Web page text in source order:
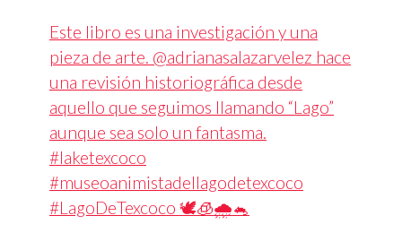
Este libro es una investigación y una
pieza de arte. @adrianasalazarvelez hace
una revisión historiográfica desde
aquello que seguimos llamando “Lago”
aunque sea solo un fantasma.
#laketexcoco
#museoanimistadellagodetexcoco
#LagoDeTexcoco 🕊🧊🌧🐁